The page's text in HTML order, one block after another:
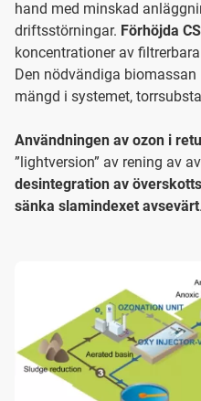
hand med minskad
driftsstörningar. Förhöjda
koncentrationer av
Den nödvändiga
mängd i systemet,
Användningen av ozon i
”lightversion” av rening av
desintegration av
sänka slamindexet avsevärt.